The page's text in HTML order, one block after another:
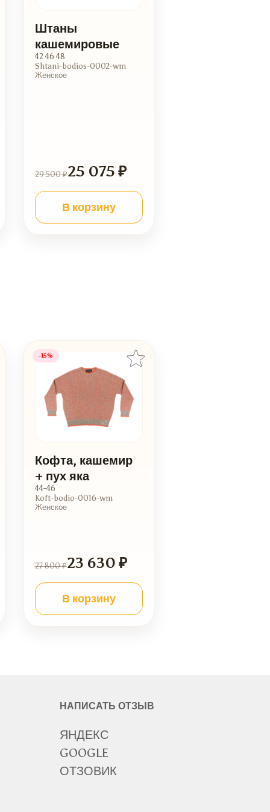
Штаны
кашемировые
42 46 48
Shtani-bodios-0002-wm
Женское
29 500 ₽25 075 ₽
В корзину
Кофта, кашемир
+ пух яка
44-46
Koft-bodio-0016-wm
Женское
27 800 ₽23 630 ₽
В корзину
-15%
НАПИСАТЬ ОТЗЫВ
ЯНДЕКС
GOOGLE
ОТЗОВИК